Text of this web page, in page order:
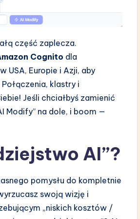
część zaplecza.
Cognito dla
USA, Europie i Azji, aby
klastry i
Jeśli chciałbyś zamienić
Modify” na dole, i boom —
AI”?
pomysłu do kompletnie
swoją wizję i
„niskich kosztów /